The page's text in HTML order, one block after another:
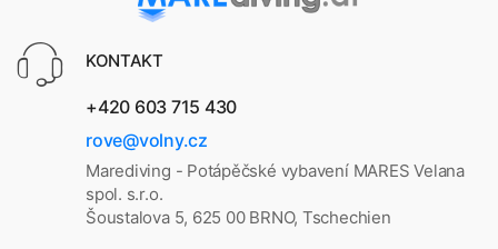
KONTAKT
+420 603 715 430
rove@volny.cz
Marediving - Potápěčské vybavení MARES Velana
spol. s.r.o.
Šoustalova 5, 625 00 BRNO, Tschechien